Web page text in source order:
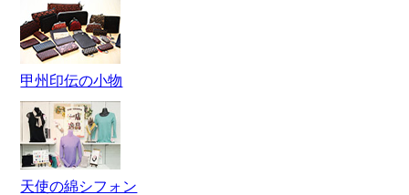
甲州印伝の小物
天使の綿シフォン